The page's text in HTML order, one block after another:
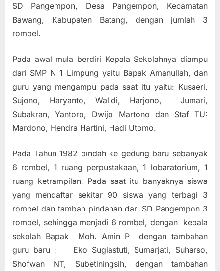
SD Pangempon, Desa Pangempon, Kecamatan
Bawang, Kabupaten Batang, dengan jumlah 3
rombel.
Pada awal mula berdiri Kepala Sekolahnya diampu
dari SMP N 1 Limpung yaitu Bapak Amanullah, dan
guru yang mengampu pada saat itu yaitu: Kusaeri,
Sujono, Haryanto, Walidi, Harjono, Jumari,
Subakran, Yantoro, Dwijo Martono dan Staf TU:
Mardono, Hendra Hartini, Hadi Utomo.
Pada Tahun 1982 pindah ke gedung baru sebanyak
6 rombel, 1 ruang perpustakaan, 1 lobaratorium, 1
ruang ketrampilan. Pada saat itu banyaknya siswa
yang mendaftar sekitar 90 siswa yang terbagi 3
rombel dan tambah pindahan dari SD Pangempon 3
rombel, sehingga menjadi 6 rombel, dengan kepala
sekolah Bapak Moh. Amin P dengan tambahan
guru baru : Eko Sugiastuti, Sumarjati, Suharso,
Shofwan NT, Subetiningsih, dengan tambahan